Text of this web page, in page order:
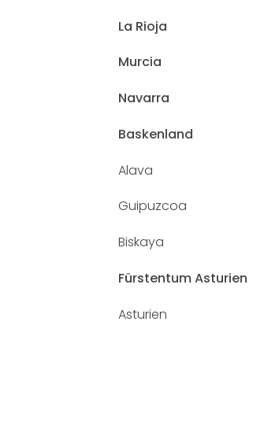
La Rioja
Murcia
Navarra
Baskenland
Alava
Guipuzcoa
Biskaya
Fürstentum Asturien
Asturien